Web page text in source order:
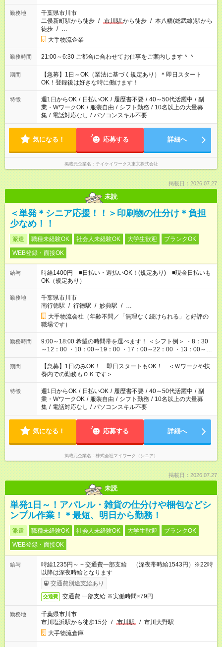
勤務地
千葉県市川市
二俣新町駅から徒歩 / 市川駅から徒歩 / 本八幡(総武線)駅から
徒歩 / …
大手物流企業
勤務時間 21:00～6:30 ご都合に合わせてお仕事をご案内します＾＾
期間
【急募】1日～OK（業法に基づく規定あり）＊即日スタート
OK！登録後は好きな時に働けます！
特徴 週1日からOK / 日払いOK / 履歴書不要 / 40～50代活躍中 / 副
業・WワークOK / 服装自由 / シフト勤務 / 10名以上の大量募
集 / 電話対応なし / パソコンスキル不要
気になる！ 応募する 詳細へ
掲載元企業名 テイケイワークス東京株式会社
掲載日：2026.07.27
未読
＜単発＊シニア応援！！＞印刷物の仕分け＊負担
少なめ！！
派遣 職種未経験OK 社会人未経験OK 大学生歓迎
ブランクOK
WEB登録・面接OK
給与
時給1400円 ■日払い・週払いOK！(規定あり) ■現金日払いも
OK（規定あり）
勤務地
千葉県市川市
南行徳駅 / 行徳駅 / 妙典駅 / …
大手物流会社（年齢不問／「無理なく続けられる」と好評の
職場です）
勤務時間
9:00～18:00 希望の時間帯を選べます！ ＜シフト例＞ ・8：30
～12：00 ・10：00～19：00 ・17：00～22：00 ・13：00～
22：00 ・22：00～翌6：00 など
期間
【急募】1日のみOK！ 即日スタートもOK！ ＜Ｗワークや扶
養内での勤務もＯＫです＞
特徴 週1日からOK / 日払いOK / 履歴書不要 / 40～50代活躍中 / 副
業・WワークOK / 服装自由 / シフト勤務 / 10名以上の大量募
集 / 電話対応なし / パソコンスキル不要
気になる！ 応募する 詳細へ
掲載元企業名 株式会社マイワーク（シニア）
掲載日：2026.07.27
未読
単発1日～！アパレル・雑貨の仕分けや梱包などシ
ンプル作業！＊最短、明日から勤務！
派遣 職種未経験OK 社会人未経験OK 大学生歓迎
ブランクOK
WEB登録・面接OK
給与
時給1235円～ + 交通費一部支給 （深夜帯時給1543円）※22時
以降は深夜時給となります
交通費別途支給あり
交通費 交通費 一部支給 ※実働時間×79円
勤務地
千葉県市川市
市川塩浜駅から徒歩15分 / 市川駅 / 市川大野駅
大手物流倉庫